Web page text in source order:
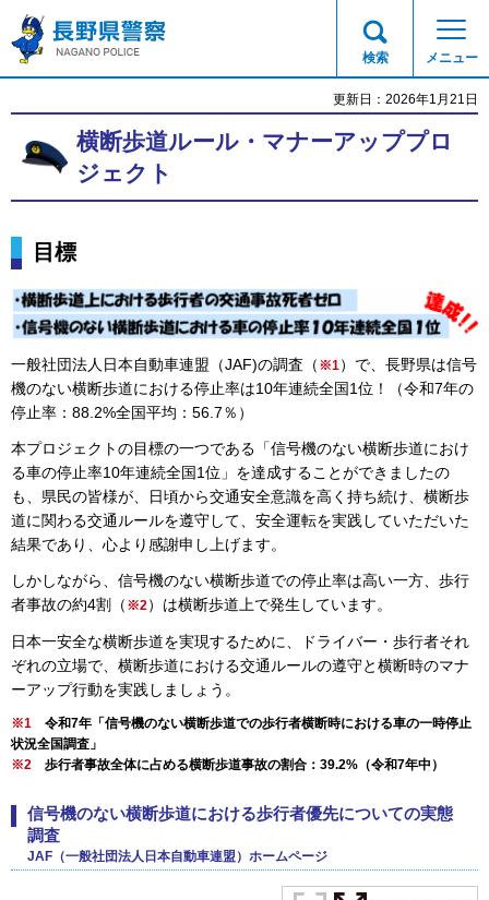
長野県警察
検索 メニュー
更新日：2026年1月21日
横断歩道ルール・マナーアッププロ
ジェクト
目標
一般社団法人日本自動車連盟（JAF)の調査（ ※1）で、長野県は信号
機のない横断歩道における停止率は10年連続全国1位！（令和7年の
停止率：88.2%全国平均：56.7％）
本プロジェクトの目標の一つである「信号機のない横断歩道におけ
る車の停止率10年連続全国1位」を達成することができましたの
も、県民の皆様が、日頃から交通安全意識を高く持ち続け、横断歩
道に関わる交通ルールを遵守して、安全運転を実践していただいた
結果であり、心より感謝申し上げます。
しかしながら、信号機のない横断歩道での停止率は高い一方、歩行
者事故の約4割（ ※2）は横断歩道上で発生しています。
日本一安全な横断歩道を実現するために、ドライバー・歩行者それ
ぞれの立場で、横断歩道における交通ルールの遵守と横断時のマナ
ーアップ行動を実践しましょう。
※1 令和7年「信号機のない横断歩道での歩行者横断時における車の一時停止
状況全国調査」
※2
歩行者事故全体に占める横断歩道事故の割合：39.2%（令和7年中）
信号機のない横断歩道における歩行者優先についての実態
調査
JAF（一般社団法人日本自動車連盟）ホームページ